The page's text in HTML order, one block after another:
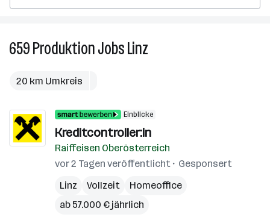
659ProduktionJobsLinz
20 km Umkreis
Einblicke
Kreditcontroller:in
Raiffeisen Oberösterreich
vor 2 Tagen veröffentlicht
Gesponsert
Linz
Vollzeit
Homeoffice
ab 57.000 € jährlich